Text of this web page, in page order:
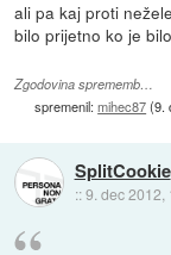
ali pa kaj proti
bilo prijetno ko je
Zgodovina sprememb…
spremenil:mihec87(9.
SplitCookie
::9. dec 2012,